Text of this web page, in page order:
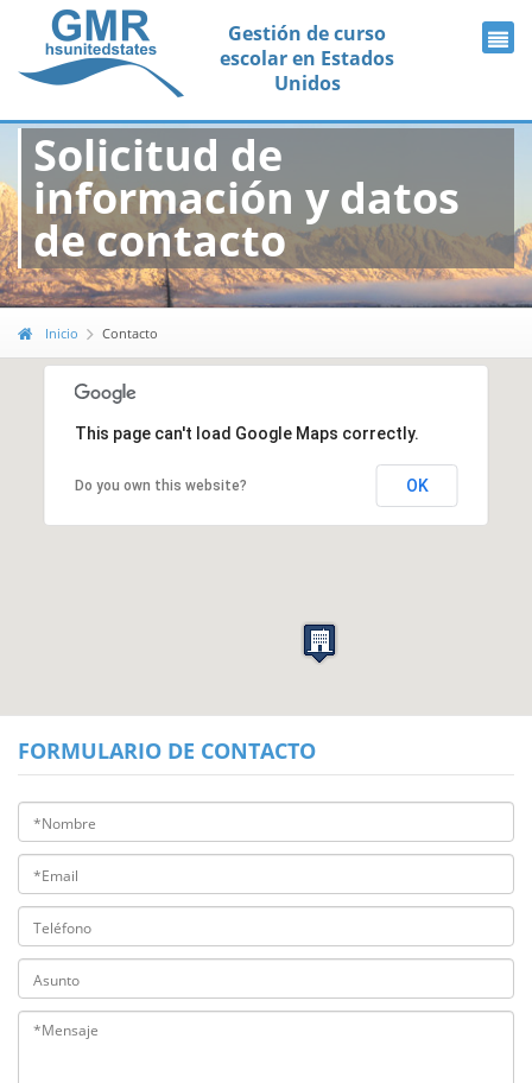
Gestión de curso
escolar en Estados
Unidos
Solicitud de
información y datos
de contacto
Inicio Contacto
This page can't load Google Maps correctly.
Do you own this website? OK
FORMULARIO DE CONTACTO